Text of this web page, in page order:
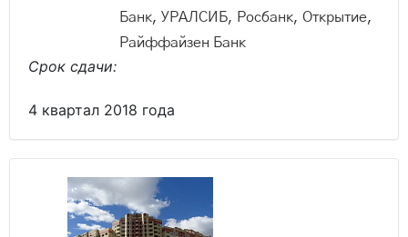
Банк, УРАЛСИБ, Росбанк, Открытие,
Райффайзен Банк
Срок сдачи:
4 квартал 2018 года